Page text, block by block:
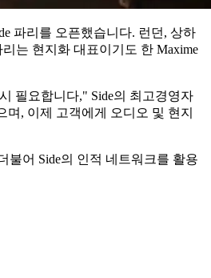
파리를 오픈했습니다. 런던, 상하
는 현지화 대표이기도 한 Maxime
필요합니다," Side의 최고경영자
, 이제 고객에게 오디오 및 현지
불어 Side의 인적 네트워크를 활용